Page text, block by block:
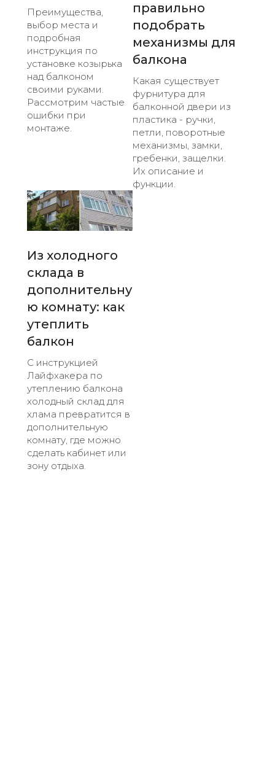
Преимущества,
выбор места и
подробная
инструкция по
установке козырька
над балконом
своими руками.
Рассмотрим частые
ошибки при
монтаже.
правильно
подобрать
механизмы для
балкона
Какая существует
фурнитура для
балконной двери из
пластика - ручки,
петли, поворотные
механизмы, замки,
гребенки, защелки.
Их описание и
функции.
Из холодного
склада в
дополнительну
ю комнату: как
утеплить
балкон
С инструкцией
Лайфхакера по
утеплению балкона
холодный склад для
хлама превратится в
дополнительную
комнату, где можно
сделать кабинет или
зону отдыха.